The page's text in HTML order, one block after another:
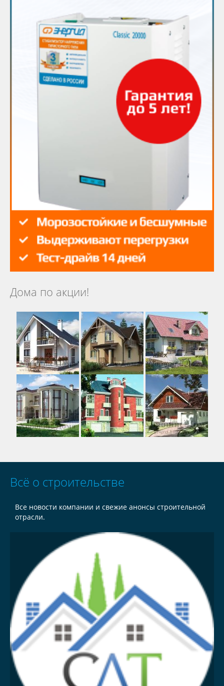
Дома по акции!
Всё о строительстве
Все новости компании и свежие анонсы строительной
отрасли.